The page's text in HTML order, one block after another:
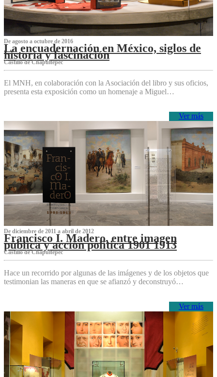
De agosto a octubre de 2016
La encuadernación en México, siglos de
historia y fascinación
Castillo de Chapultepec
El MNH, en colaboración con la Asociación del libro y sus oficios,
presenta esta exposición como un homenaje a Miguel…
Ver más
De diciembre de 2011 a abril de 2012
Francisco I. Madero, entre imagen
pública y acción política 1901 1913
Castillo de Chapultepec
Hace un recorrido por algunas de las imágenes y de los objetos que
testimonian las maneras en que se afianzó y deconstruyó…
Ver más